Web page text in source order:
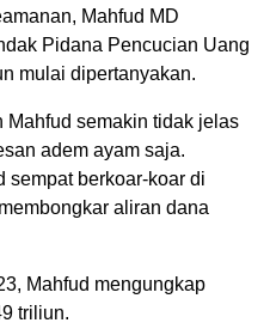
Mahfud MD
Pidana Pencucian Uang
mulai dipertanyakan.
Mahfud semakin tidak jelas
adem ayam saja.
sempat berkoar-koar di
aliran dana
Mahfud mengungkap
triliun.